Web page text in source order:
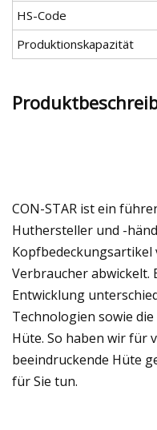
HS-Code
Produktionskapazität
CON-STAR ist ein
Huthersteller und -
Kopfbedeckungsartikel
Verbraucher abwickelt.
Entwicklung
Technologien sowie
Hüte. So haben wir für
beeindruckende Hüte
für Sie tun.